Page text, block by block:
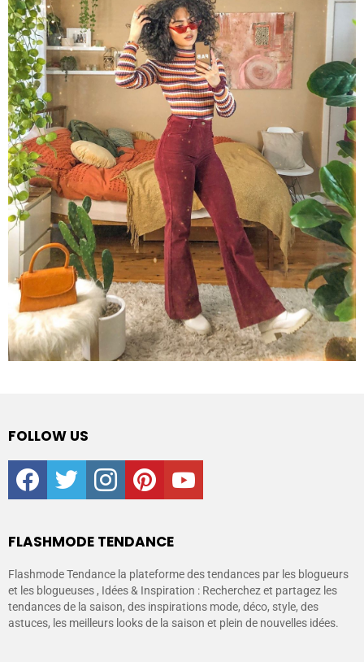
FOLLOW US
facebooktwitter instagrampinterestyoutube
FLASHMODE TENDANCE
Flashmode Tendance la plateforme des tendances par les blogueurs
et les blogueuses , Idées & Inspiration : Recherchez et partagez les
tendances de la saison, des inspirations mode, déco, style, des
astuces, les meilleurs looks de la saison et plein de nouvelles idées.